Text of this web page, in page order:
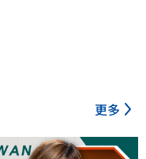
更多